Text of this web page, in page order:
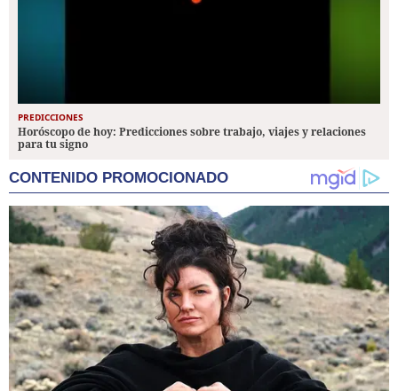
PREDICCIONES
Horóscopo de hoy: Predicciones sobre trabajo, viajes y relaciones
para tu signo
CONTENIDO PROMOCIONADO